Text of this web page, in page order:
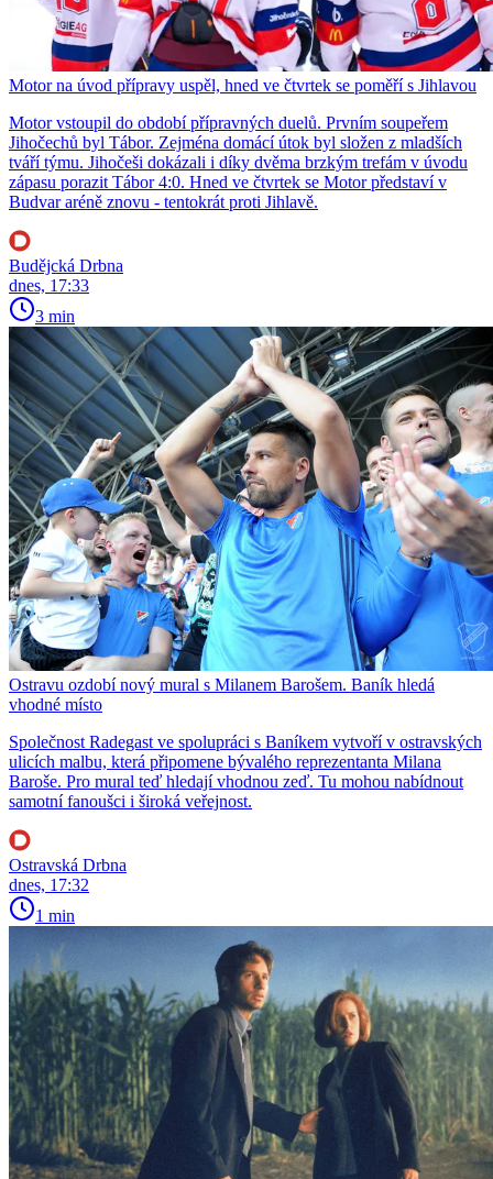
Motor na úvod přípravy uspěl, hned ve čtvrtek se poměří s Jihlavou
Motor vstoupil do období přípravných duelů. Prvním soupeřem
Jihočechů byl Tábor. Zejména domácí útok byl složen z mladších
tváří týmu. Jihočeši dokázali i díky dvěma brzkým trefám v úvodu
zápasu porazit Tábor 4:0. Hned ve čtvrtek se Motor představí v
Budvar aréně znovu - tentokrát proti Jihlavě.
Budějcká Drbna
dnes, 17:33
3 min
Ostravu ozdobí nový mural s Milanem Barošem. Baník hledá
vhodné místo
Společnost Radegast ve spolupráci s Baníkem vytvoří v ostravských
ulicích malbu, která připomene bývalého reprezentanta Milana
Baroše. Pro mural teď hledají vhodnou zeď. Tu mohou nabídnout
samotní fanoušci i široká veřejnost.
Ostravská Drbna
dnes, 17:32
1 min